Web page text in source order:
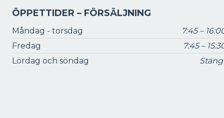
ÖPPETTIDER – FÖRSÄLJNING
Måndag - torsdag
7:45 –
Fredag
7:45 –
Lördag och söndag